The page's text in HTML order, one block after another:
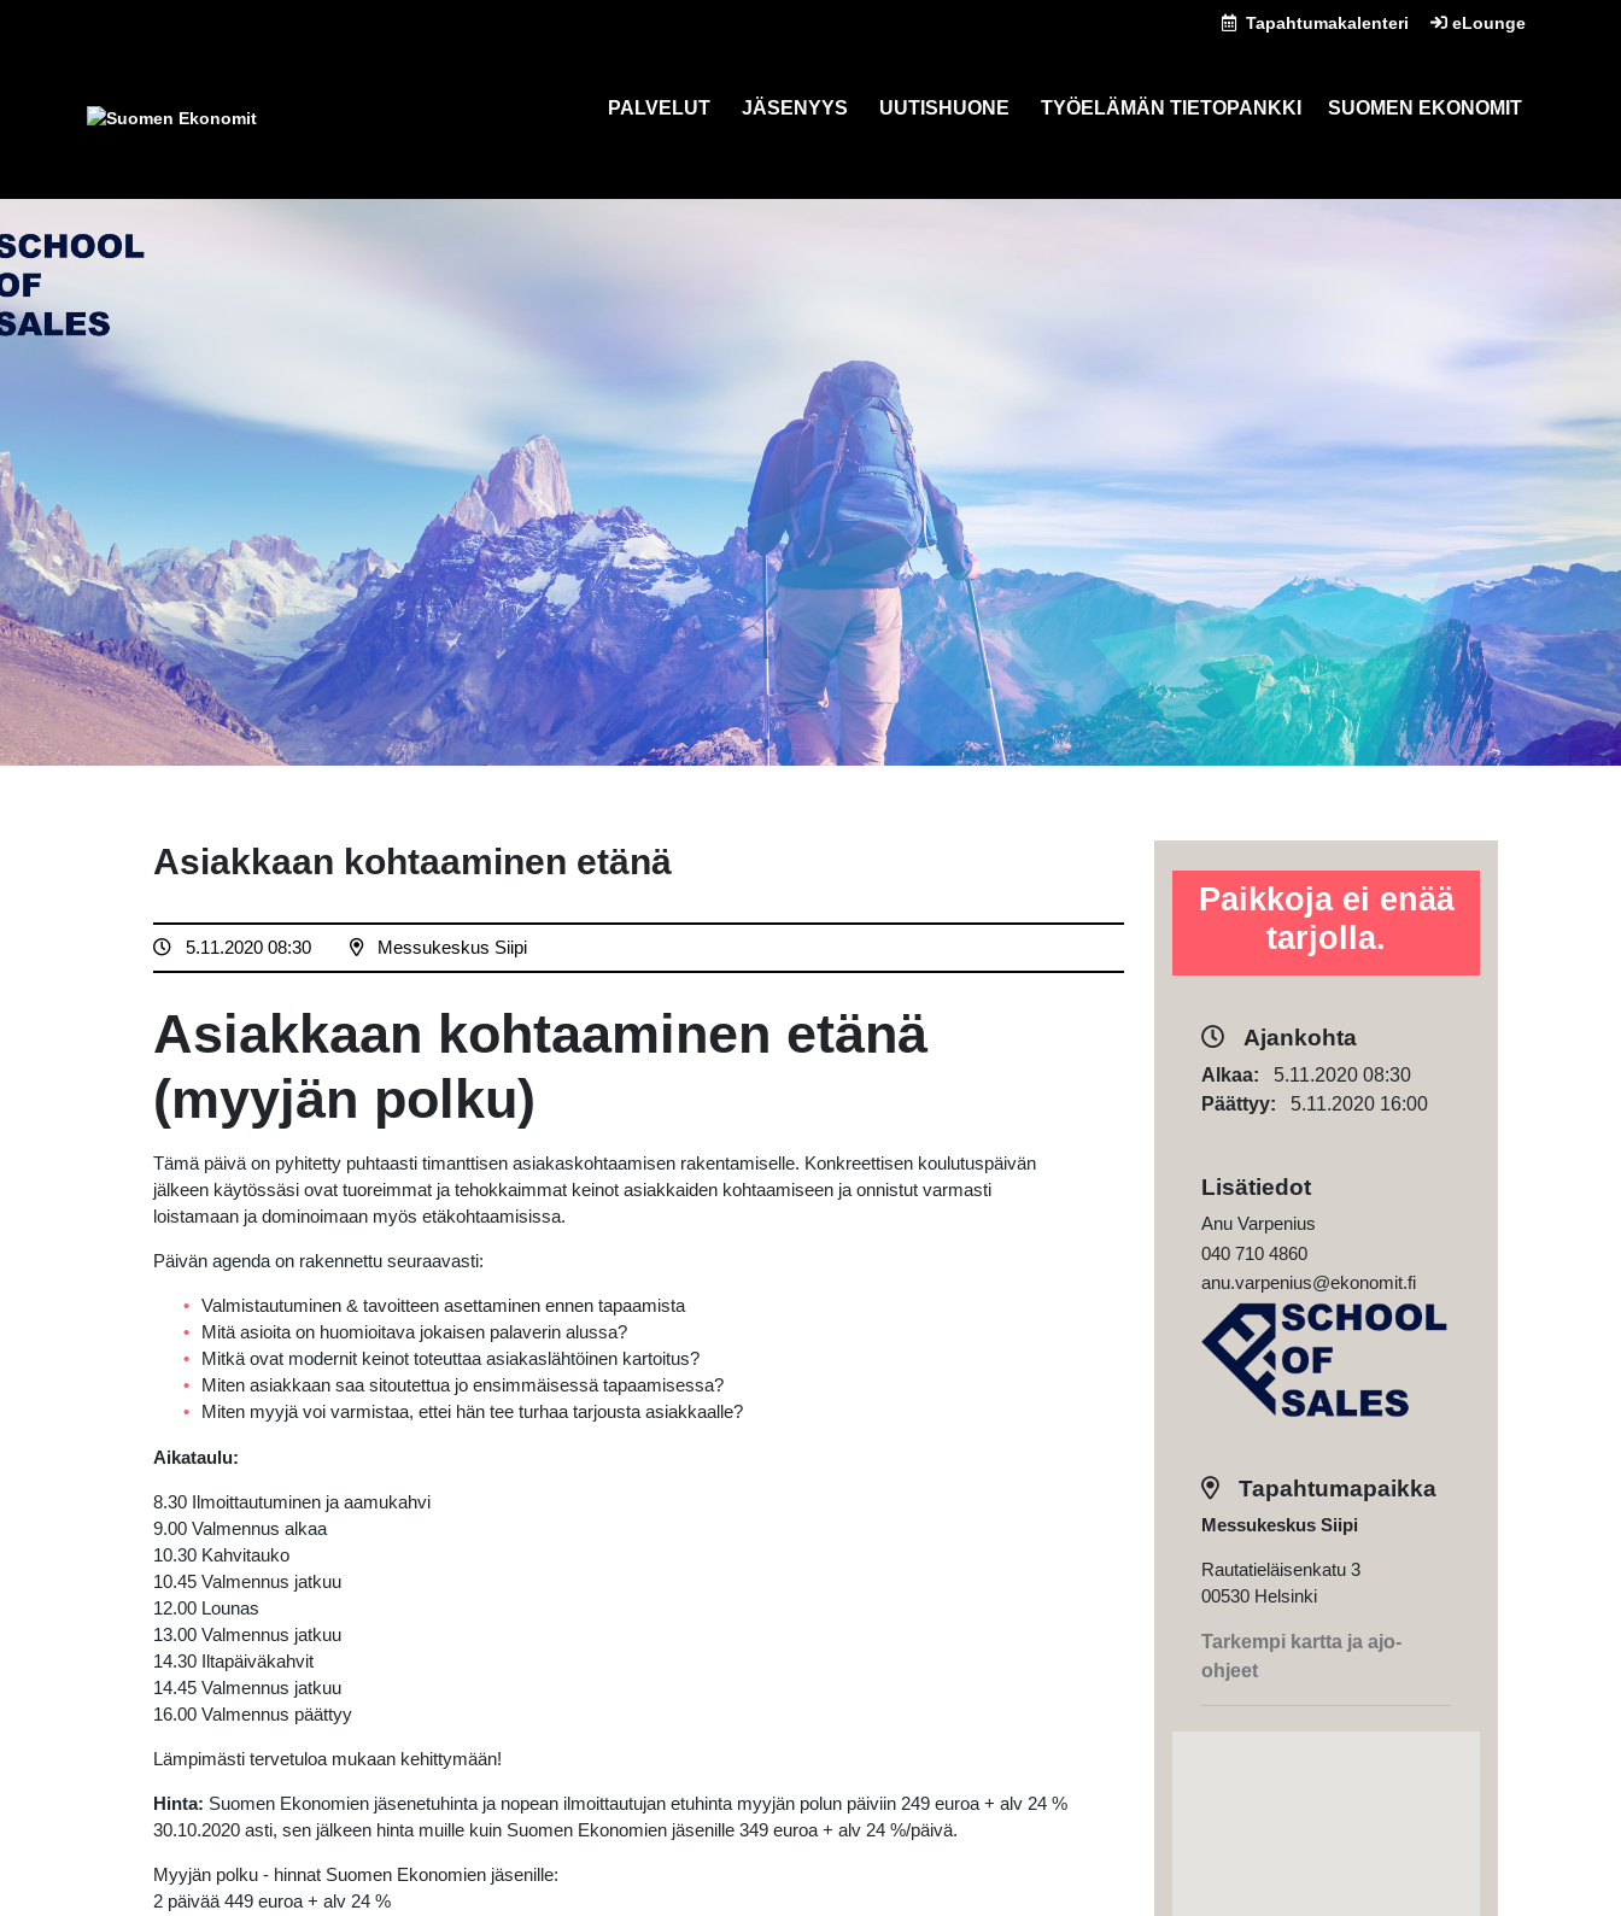
Tapahtumakalenteri eLounge
PALVELUT JÄSENYYS UUTISHUONE TYÖELÄMÄN TIETOPANKKI SUOMEN EKONOMIT
Asiakkaan kohtaaminen etänä
5.11.2020 08:30 Messukeskus Siipi
Asiakkaan kohtaaminen etänä
(myyjän polku)
Tämä päivä on pyhitetty puhtaasti timanttisen asiakaskohtaamisen rakentamiselle. Konkreettisen koulutuspäivän
jälkeen käytössäsi ovat tuoreimmat ja tehokkaimmat keinot asiakkaiden kohtaamiseen ja onnistut varmasti
loistamaan ja dominoimaan myös etäkohtaamisissa.
Päivän agenda on rakennettu seuraavasti:
Valmistautuminen & tavoitteen asettaminen ennen tapaamista
Mitä asioita on huomioitava jokaisen palaverin alussa?
Mitkä ovat modernit keinot toteuttaa asiakaslähtöinen kartoitus?
Miten asiakkaan saa sitoutettua jo ensimmäisessä tapaamisessa?
Miten myyjä voi varmistaa, ettei hän tee turhaa tarjousta asiakkaalle?
Aikataulu:
8.30 Ilmoittautuminen ja aamukahvi
9.00 Valmennus alkaa
10.30 Kahvitauko
10.45 Valmennus jatkuu
12.00 Lounas
13.00 Valmennus jatkuu
14.30 Iltapäiväkahvit
14.45 Valmennus jatkuu
16.00 Valmennus päättyy
Lämpimästi tervetuloa mukaan kehittymään!
Hinta: Suomen Ekonomien jäsenetuhinta ja nopean ilmoittautujan etuhinta myyjän polun päiviin 249 euroa + alv 24 %
30.10.2020 asti, sen jälkeen hinta muille kuin Suomen Ekonomien jäsenille 349 euroa + alv 24 %/päivä.
Myyjän polku - hinnat Suomen Ekonomien jäsenille:
2 päivää 449 euroa + alv 24 %
Paikkoja ei enää
tarjolla.
Ajankohta
Alkaa: 5.11.2020 08:30
Päättyy: 5.11.2020 16:00
Lisätiedot
Anu Varpenius
040 710 4860
anu.varpenius@ekonomit.fi
Tapahtumapaikka
Messukeskus Siipi
Rautatieläisenkatu 3
00530 Helsinki
Tarkempi kartta ja ajo-
ohjeet